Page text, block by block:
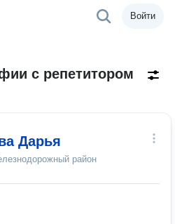
Войти
с репетитором
Дарья
район